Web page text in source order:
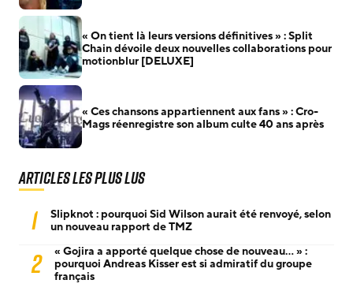
« On tient là leurs versions définitives » : Split
Chain dévoile deux nouvelles collaborations pour
motionblur [DELUXE]
« Ces chansons appartiennent aux fans » : Cro-
Mags réenregistre son album culte 40 ans après
Articles les plus lus
1
Slipknot : pourquoi Sid Wilson aurait été renvoyé, selon
un nouveau rapport de TMZ
2
« Gojira a apporté quelque chose de nouveau… » :
pourquoi Andreas Kisser est si admiratif du groupe
français